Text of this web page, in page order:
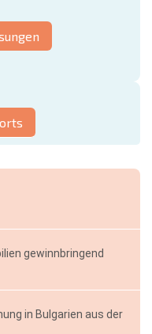
gewinnbringend
in Bulgarien aus der